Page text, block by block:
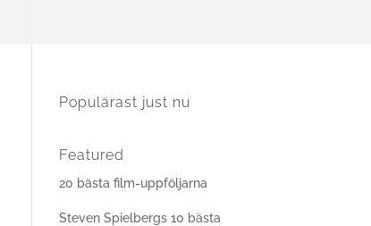
Populärast just nu
Featured
20 bästa film-uppföljarna
Steven Spielbergs 10 bästa